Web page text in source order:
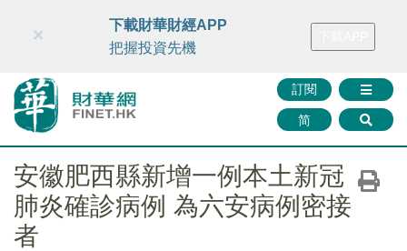
財華智庫網 FINTV FINMETA 財華證券 媒體矩陣
訂閱
简
×
下載財華財經APP
把握投資先機
安徽肥西縣新增一例本土新冠
肺炎確診病例 為六安病例密接
者